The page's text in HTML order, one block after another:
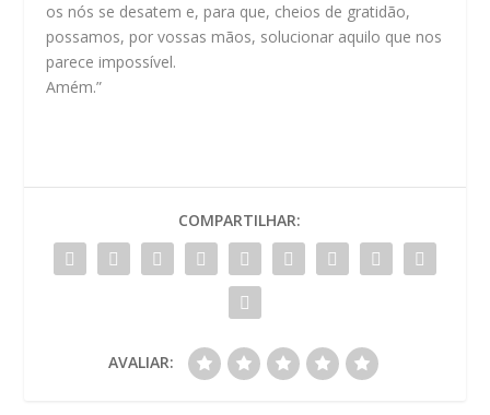
os nós se desatem e, para que, cheios de gratidão,
possamos, por vossas mãos, solucionar aquilo que nos
parece impossível.
Amém.”
COMPARTILHAR:
AVALIAR: